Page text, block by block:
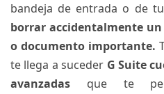
bandeja de entrada o de
borrar accidentalmente
o documento importante.
te llega a suceder G Suite
avanzadas que te